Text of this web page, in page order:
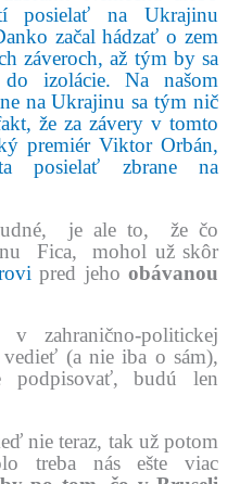
posielať na Ukrajinu
začal hádzať o zem
záveroch, až tým by sa
izolácie. Na našom
na Ukrajinu sa tým nič
že za závery v tomto
premiér Viktor Orbán,
posielať zbrane na
je ale to, že čo
Fica, mohol už skôr
pred jehoobávanou
zahranično-politickej
(a nie iba o sám),
budú len
nie teraz, tak už potom
treba nás ešte viac